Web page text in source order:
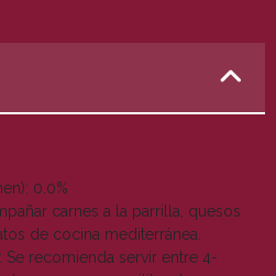
0.0%
carnes a la parrilla, quesos
de cocina mediterránea.
Se recomienda servir entre 4-